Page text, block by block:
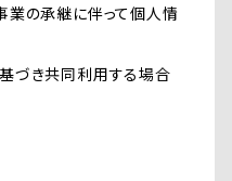
業の承継に伴って個人情
づき共同利用する場合